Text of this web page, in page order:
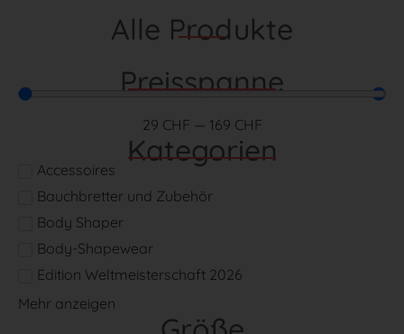
Alle Produkte
Preisspanne
29 CHF — 169 CHF
Kategorien
Accessoires
Bauchbretter und Zubehör
Body Shaper
Body-Shapewear
Edition Weltmeisterschaft 2026
Mehr anzeigen